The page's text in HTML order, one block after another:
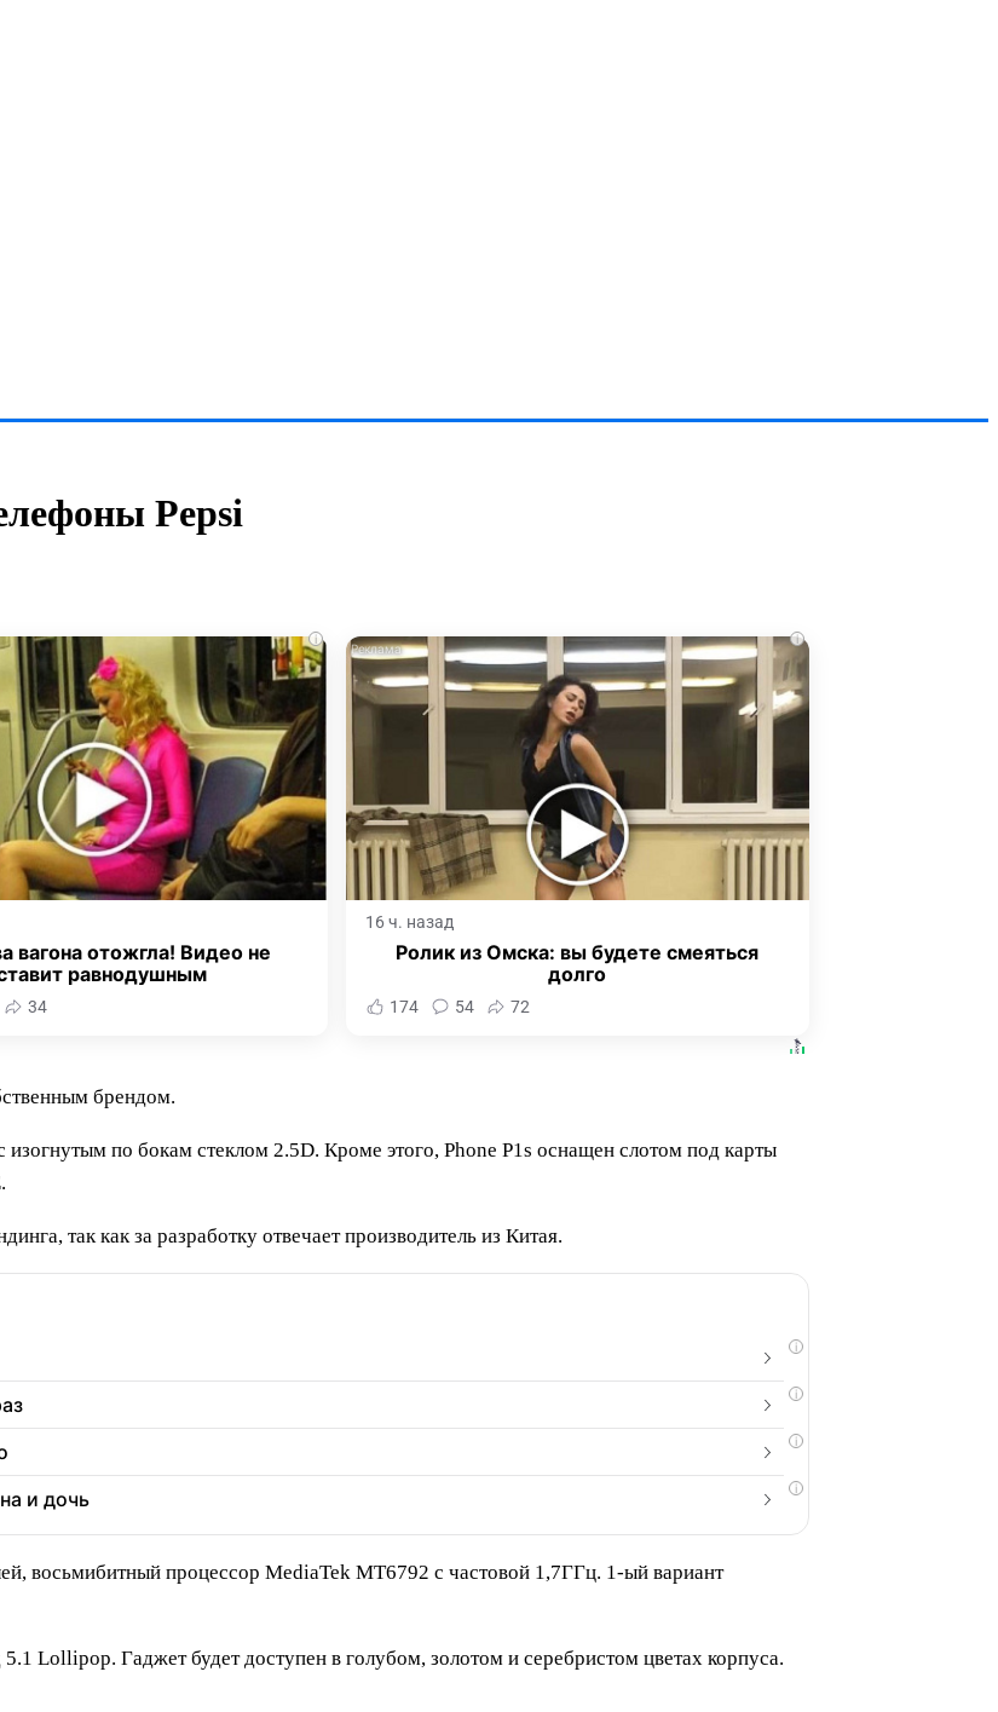
Pepsi
i
вагона отожгла! Видео не
равнодушным
34
i
16 ч. назад
Ролик из Омска: вы будете смеяться
долго
174 54 72
брендом.
по бокам стеклом 2.5D. Кроме этого, Phone P1s оснащен слотом под карты
так как за разработку отвечает производитель из Китая.
i
i
i
i
и дочь
восьмибитный процессор MediaTek MT6792 с частовой 1,7ГГц. 1-ый вариант
Lollipop. Гаджет будет доступен в голубом, золотом и серебристом цветах корпуса.